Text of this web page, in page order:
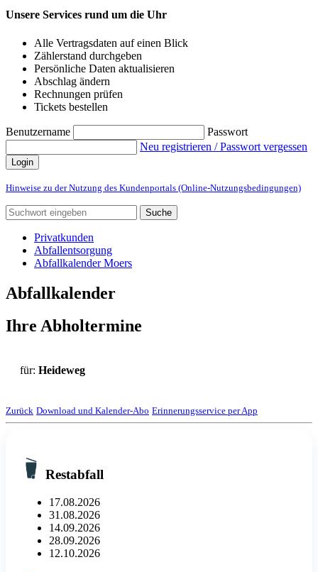
Unsere Services rund um die Uhr
Alle Vertragsdaten auf einen Blick
Zählerstand durchgeben
Persönliche Daten aktualisieren
Abschlag ändern
Rechnungen prüfen
Tickets bestellen
Benutzername
Passwort
Neu registrieren / Passwort vergessen
Login
Hinweise zu der Nutzung des Kundenportals (Online-Nutzungsbedingungen)
Suche
Privatkunden
Abfallentsorgung
Abfallkalender Moers
Abfallkalender
Ihre Abholtermine
für: Heideweg
Zurück Download und Kalender-Abo Erinnerungsservice per App
Restabfall
17.08.2026
31.08.2026
14.09.2026
28.09.2026
12.10.2026